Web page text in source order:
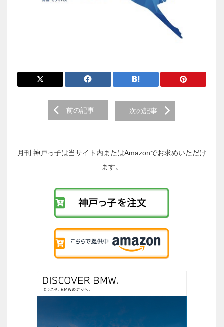
稿
前の記事 次の記事
月刊 神戸っ子は当サイト内またはAmazonでお求めいただけ
ます。